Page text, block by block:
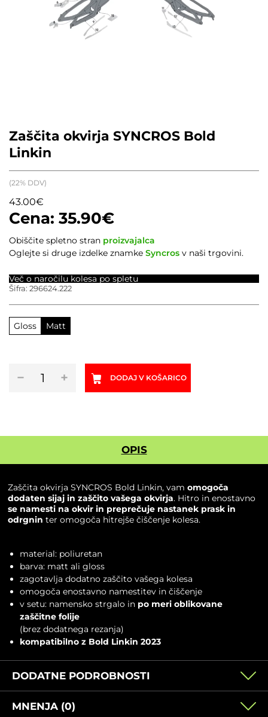
Zaščita okvirja SYNCROS Bold
Linkin
35.90€
43.00€
(22% DDV)
Gloss Matt
−
okvirja
+ DODAJ V KOŠARICO
Obiščite spletno stran proizvajalca
Oglejte si druge izdelke znamke Syncros v naši trgovini.
Šifra: 296624.222
Več o naročilu kolesa po spletu
OPIS
Zaščita okvirja SYNCROS Bold Linkin, vam omogoča
dodaten sijaj in zaščito vašega okvirja. Hitro in enostavno
se namesti na okvir in preprečuje nastanek prask in
odrgnin ter omogoča hitrejše čiščenje kolesa.
material: poliuretan
barva: matt ali gloss
zagotavlja dodatno zaščito vašega kolesa
omogoča enostavno namestitev in čiščenje
v setu: namensko strgalo in po meri oblikovane
zaščitne folije
(brez dodatnega rezanja)
kompatibilno z Bold Linkin 2023
DODATNE PODROBNOSTI
MNENJA (0)